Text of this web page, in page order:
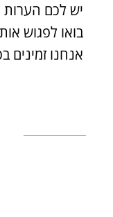
יש לכם
בואו לפגוש
אנחנו